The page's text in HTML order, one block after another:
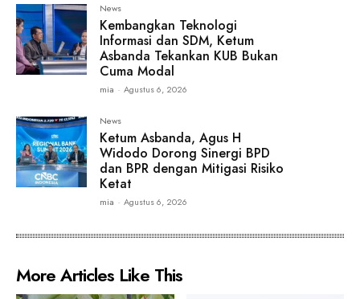
News
Kembangkan Teknologi
Informasi dan SDM, Ketum
Asbanda Tekankan KUB Bukan
Cuma Modal
mia - Agustus 6, 2026
News
Ketum Asbanda, Agus H
Widodo Dorong Sinergi BPD
dan BPR dengan Mitigasi Risiko
Ketat
mia - Agustus 6, 2026
More Articles Like This